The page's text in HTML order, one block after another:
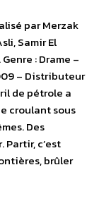
par Merzak
Samir El
: Drame –
– Distributeur
de pétrole a
croulant sous
Des
c’est
brûler